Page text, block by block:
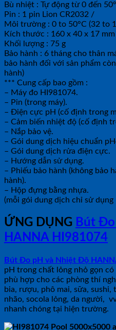
Bù nhiệt : Tự động từ 0 đến
Pin : 1 pin Lion CR2032 /
Môi trường : 0 to 50°C (32 to
Kích thước : 160 x 40 x 17 mm
Khối lượng : 75 g
Bảo hành : 6 tháng cho thân
bảo hành đối với sản phẩm
hành)
*** Cung cấp bao gồm :
– Máy đo HI981074.
– Pin (trong máy).
– Điện cực pH (cố định trong
– Cảm biến nhiệt độ (cố định
– Nắp bảo vệ.
– Gói dung dịch hiệu chuẩn
– Gói dung dịch rửa điện cực.
– Hướng dẫn sử dụng.
– Phiếu bảo hành (không bảo
hành).
– Hộp đựng bằng nhựa.
(mỗi gói dung dịch chỉ sử dụng
ỨNG DỤNG Bút
HANNA HI981074
Bút Đo pH và Nhiệt Độ
pH trong chất lỏng nhỏ gọn
phù hợp cho các phòng thí
bia, rượu, phô mai, sữa,
nhão, socola lỏng, da người,
nhanh chóng tại hiện trường.